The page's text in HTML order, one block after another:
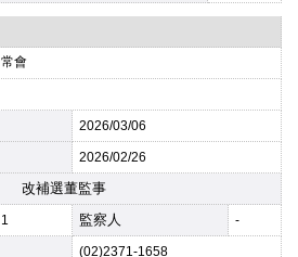
常會
2026/03/06
2026/02/26
改補選董監事
1 監察人 -
(02)2371-1658